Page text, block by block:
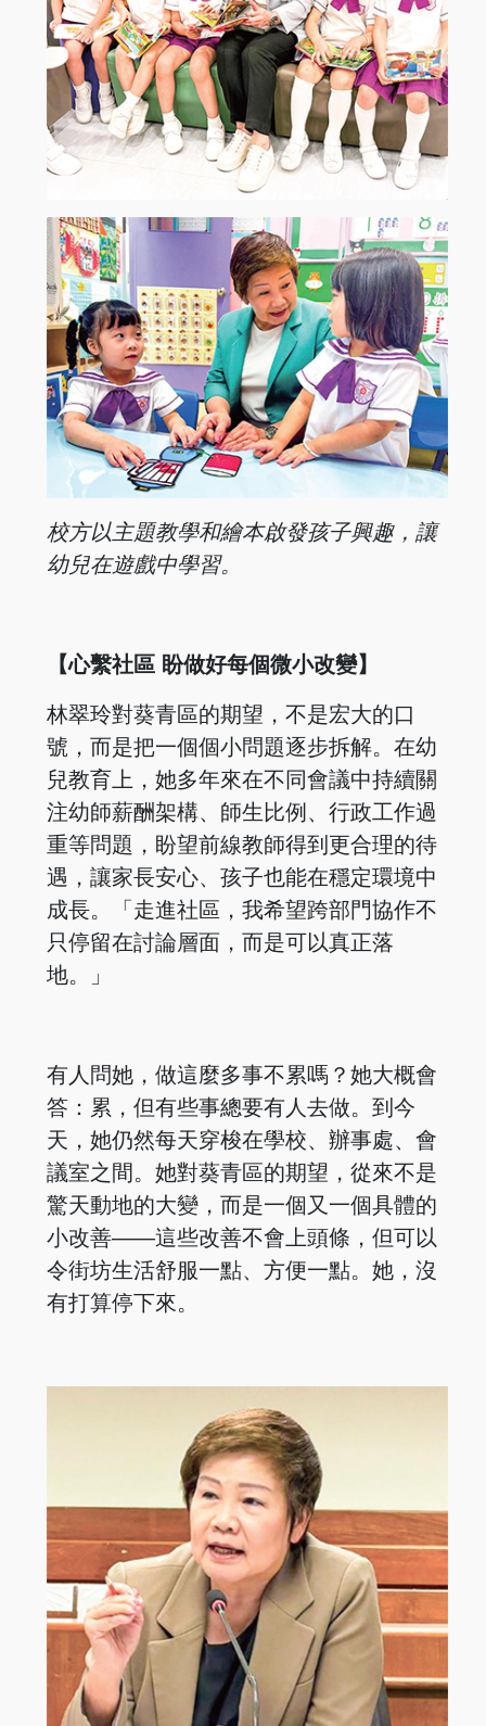
校方以主題教學和繪本啟發孩子興趣，讓
幼兒在遊戲中學習。
【心繫社區 盼做好每個微小改變】
林翠玲對葵青區的期望，不是宏大的口
號，而是把一個個小問題逐步拆解。在幼
兒教育上，她多年來在不同會議中持續關
注幼師薪酬架構、師生比例、行政工作過
重等問題，盼望前線教師得到更合理的待
遇，讓家長安心、孩子也能在穩定環境中
成長。「走進社區，我希望跨部門協作不
只停留在討論層面，而是可以真正落
地。」
有人問她，做這麼多事不累嗎？她大概會
答：累，但有些事總要有人去做。到今
天，她仍然每天穿梭在學校、辦事處、會
議室之間。她對葵青區的期望，從來不是
驚天動地的大變，而是一個又一個具體的
小改善——這些改善不會上頭條，但可以
令街坊生活舒服一點、方便一點。她，沒
有打算停下來。